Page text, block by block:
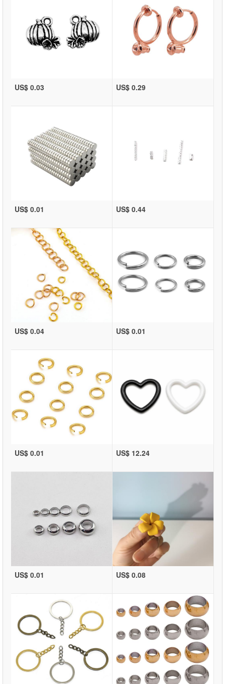
US$ 0.03 US$ 0.29
US$ 0.01 US$ 0.44
US$ 0.04 US$ 0.01
US$ 0.01 US$ 12.24
US$ 0.01 US$ 0.08